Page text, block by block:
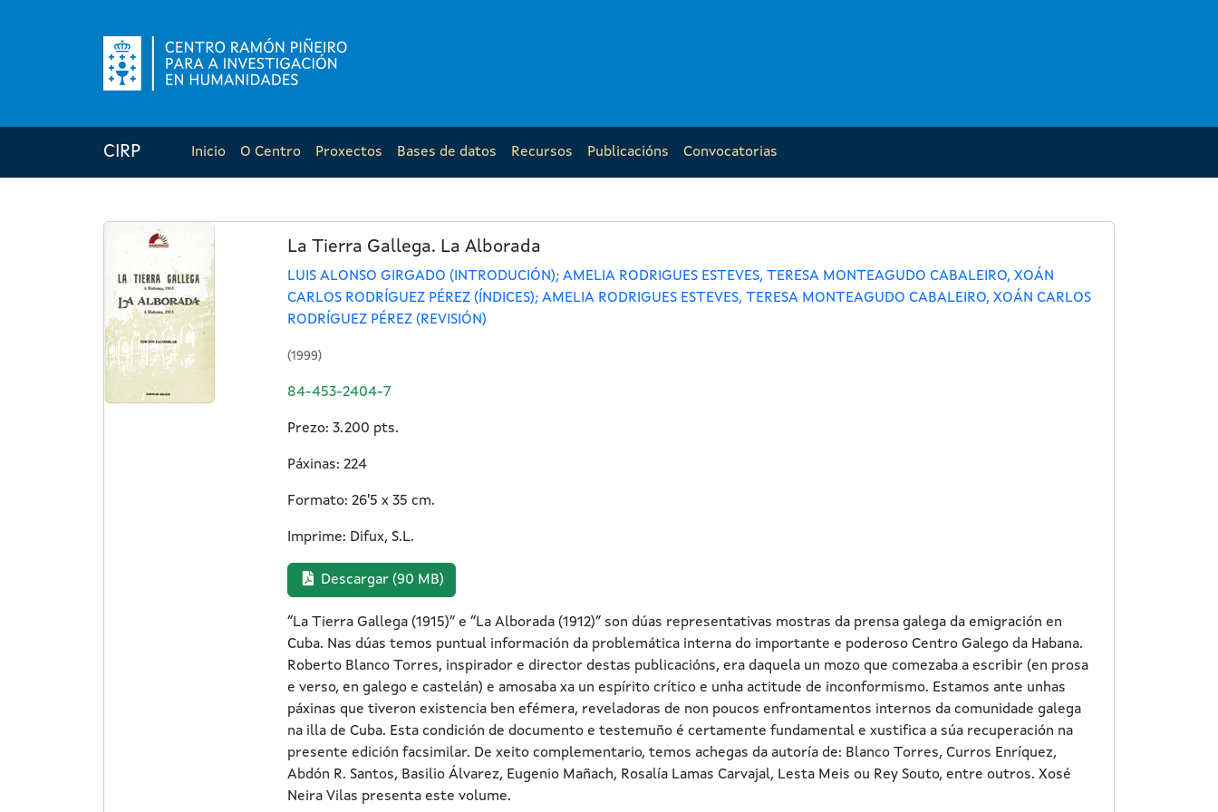
CIRP Inicio O Centro Proxectos Bases de datos Recursos Publicacións Convocatorias
La Tierra Gallega. La Alborada
LUIS ALONSO GIRGADO (INTRODUCIÓN); AMELIA RODRIGUES ESTEVES, TERESA MONTEAGUDO CABALEIRO, XOÁN
CARLOS RODRÍGUEZ PÉREZ (ÍNDICES); AMELIA RODRIGUES ESTEVES, TERESA MONTEAGUDO CABALEIRO, XOÁN CARLOS
RODRÍGUEZ PÉREZ (REVISIÓN)
(1999)
84-453-2404-7
Prezo: 3.200 pts.
Páxinas: 224
Formato: 26'5 x 35 cm.
Imprime: Difux, S.L.
Descargar (90 MB)
“La Tierra Gallega (1915)” e “La Alborada (1912)” son dúas representativas mostras da prensa galega da emigración en
Cuba. Nas dúas temos puntual información da problemática interna do importante e poderoso Centro Galego da Habana.
Roberto Blanco Torres, inspirador e director destas publicacións, era daquela un mozo que comezaba a escribir (en prosa
e verso, en galego e castelán) e amosaba xa un espírito crítico e unha actitude de inconformismo. Estamos ante unhas
páxinas que tiveron existencia ben efémera, reveladoras de non poucos enfrontamentos internos da comunidade galega
na illa de Cuba. Esta condición de documento e testemuño é certamente fundamental e xustifica a súa recuperación na
presente edición facsimilar. De xeito complementario, temos achegas da autoría de: Blanco Torres, Curros Enríquez,
Abdón R. Santos, Basilio Álvarez, Eugenio Mañach, Rosalía Lamas Carvajal, Lesta Meis ou Rey Souto, entre outros. Xosé
Neira Vilas presenta este volume.